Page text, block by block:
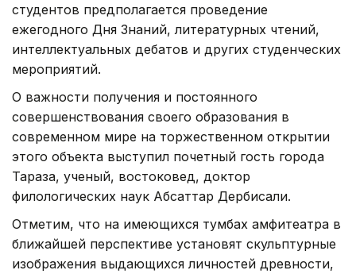
студентов предполагается проведение
ежегодного Дня Знаний, литературных чтений,
интеллектуальных дебатов и других студенческих
мероприятий.
О важности получения и постоянного
совершенствования своего образования в
современном мире на торжественном открытии
этого объекта выступил почетный гость города
Тараза, ученый, востоковед, доктор
филологических наук Абсаттар Дербисали.
Отметим, что на имеющихся тумбах амфитеатра в
ближайшей перспективе установят скульптурные
изображения выдающихся личностей древности,